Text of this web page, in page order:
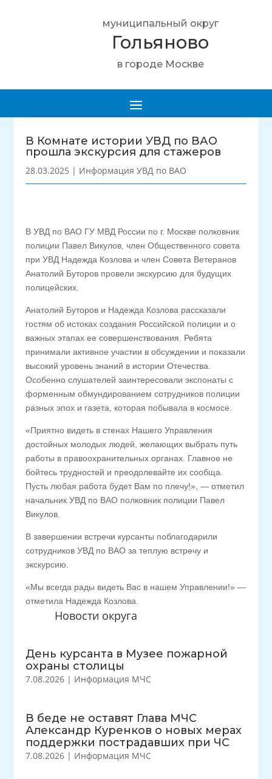
муниципальный округ
Гольяново
в городе Москве
Новости округа
День курсанта в Музее пожарной
охраны столицы
7.08.2026 | Информация МЧС
В беде не оставят Глава МЧС
Александр Куренков о новых мерах
поддержки пострадавших при ЧС
7.08.2026 | Информация МЧС
В Комнате истории УВД по ВАО
прошла экскурсия для стажеров
28.03.2025 | Информация УВД по ВАО
В УВД по ВАО ГУ МВД России по г. Москве полковник
полиции Павел Викулов, член Общественного совета
при УВД Надежда Козлова и член Совета Ветеранов
Анатолий Буторов провели экскурсию для будущих
полицейских.
Анатолий Буторов и Надежда Козлова рассказали
гостям об истоках создания Российской полиции и о
важных этапах ее совершенствования. Ребята
принимали активное участии в обсуждении и показали
высокий уровень знаний в истории Отечества.
Особенно слушателей заинтересовали экспонаты с
форменным обмундированием сотрудников полиции
разных эпох и газета, которая побывала в космосе.
«Приятно видеть в стенах Нашего Управления
достойных молодых людей, желающих выбрать путь
работы в правоохранительных органах. Главное не
бойтесь трудностей и преодолевайте их сообща.
Пусть любая работа будет Вам по плечу!», — отметил
начальник УВД по ВАО полковник полиции Павел
Викулов.
В завершении встречи курсанты поблагодарили
сотрудников УВД по ВАО за теплую встречу и
экскурсию.
«Мы всегда рады видеть Вас в нашем Управлении!» —
отметила Надежда Козлова.